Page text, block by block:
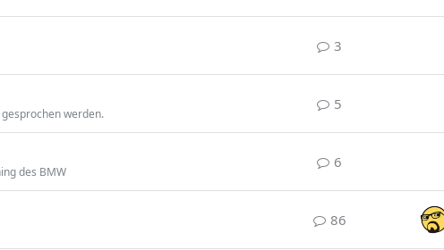
3
werden.
5
des BMW
6
86